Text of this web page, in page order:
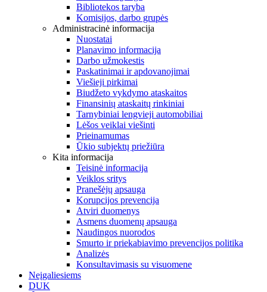
Bibliotekos taryba
Komisijos, darbo grupės
Administracinė informacija
Nuostatai
Planavimo informacija
Darbo užmokestis
Paskatinimai ir apdovanojimai
Viešieji pirkimai
Biudžeto vykdymo ataskaitos
Finansinių ataskaitų rinkiniai
Tarnybiniai lengvieji automobiliai
Lėšos veiklai viešinti
Prieinamumas
Ūkio subjektų priežiūra
Kita informacija
Teisinė informacija
Veiklos sritys
Pranešėjų apsauga
Korupcijos prevencija
Atviri duomenys
Asmens duomenų apsauga
Naudingos nuorodos
Smurto ir priekabiavimo prevencijos politika
Analizės
Konsultavimasis su visuomene
Neįgaliesiems
DUK